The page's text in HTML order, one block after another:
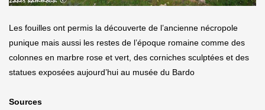
Les fouilles ont permis la découverte de l’ancienne nécropole
punique mais aussi les restes de l’époque romaine comme des
colonnes en marbre rose et vert, des corniches sculptées et des
statues exposées aujourd’hui au musée du Bardo
Sources